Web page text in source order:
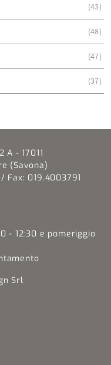
43
48
47
37
A - 17011
(Savona)
Fax: 019.4003791
- 12:30 e pomeriggio
Srl